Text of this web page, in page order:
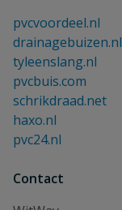
pvcvoordeel.nl
drainagebuizen.nl
tyleenslang.nl
pvcbuis.com
schrikdraad.net
haxo.nl
pvc24.nl
Contact